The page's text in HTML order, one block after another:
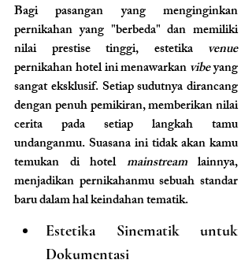
Bagi pasangan yang menginginkan
pernikahan yang "berbeda" dan memiliki
nilai prestise tinggi, estetika
venue
pernikahan hotel ini menawarkan vibe yang
sangat eksklusif. Setiap sudutnya dirancang
dengan penuh pemikiran, memberikan nilai
cerita pada setiap langkah tamu
undanganmu. Suasana ini tidak akan kamu
temukan di hotel mainstream lainnya,
menjadikan pernikahanmu sebuah standar
baru dalam hal keindahan tematik.
Estetika Sinematik untuk
Dokumentasi